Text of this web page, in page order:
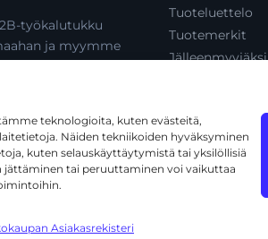
teknologioita, kuten evästeitä,
Näiden tekniikoiden hyväksyminen
kuten selauskäyttäytymistä tai yksilöllisiä
jättäminen tai peruuttaminen voi vaikuttaa
Asiakasrekisteri
työkalutukku
ja myymme
Tuoteluettelo
Tuotemerkit
Jälleenmyyjäksi
7 · Kalustetie 1, 01720 Vantaa